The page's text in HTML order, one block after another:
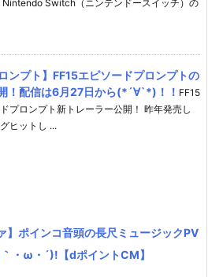
Nintendo Switch（ニンテンドースイッチ）の
ンプト】FF15エピソードプロンプトの
！配信は6月27日から(*´∀`*)！！ FF15
プロンプト新トレーラー公開！ 昨年発売し
ヒットし ...
】ポインコ音頭の長尺ミュージックPV
・ω・´)!【dポイントCM】